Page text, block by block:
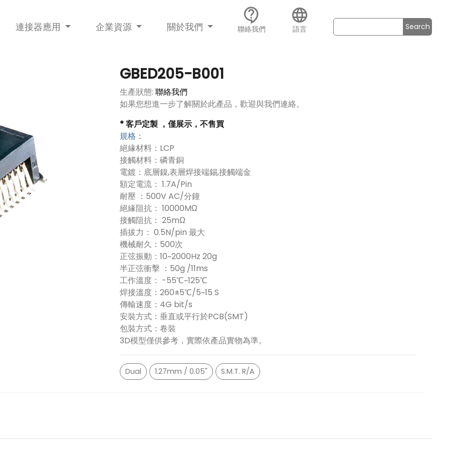
連接器應用 企業資源 關於我們
contact_support
聯絡我們
language
語言 Search
GBED205-B001
生產狀態: 聯絡我們
如果您想進一步了解關於此產品，歡迎與我們連絡。
* 客戶定製 ，僅展示，不售買
規格：
絕緣材料：LCP
接觸材料：磷青銅
電鍍：底層鎳,表層焊接端錫,接觸端金
額定電流： 1.7A/Pin
耐壓 ：500V AC/分鐘
絕緣阻抗： 10000MΩ
接觸阻抗： 25mΩ
插拔力： 0.5N/pin 最大
機械耐久：500次
正弦振動：10~2000Hz 20g
半正弦衝擊 ：50g /11ms
工作溫度： -55℃~125℃
焊接溫度：260±5℃/5~15 S
傳輸速度：4G bit/s
安裝方式：垂直或平行於PCB(SMT)
包裝方式：卷裝
3D模型僅供參考，實際依產品實物為準。
Dual 1.27mm / 0.05" S.M.T. R/A